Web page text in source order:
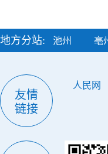
地方分站: 池州 亳
友情
链接
人民网